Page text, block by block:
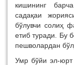
кишининг
садақаи
бўлувчи солиҳ
етиб туради. Бу
пешволардан
Умр бўйи эл-